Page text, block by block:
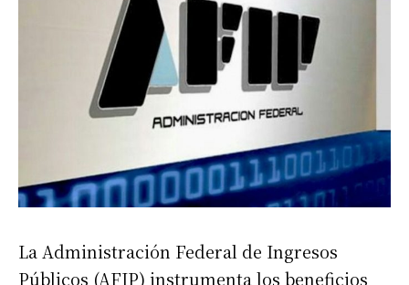
La Administración Federal de Ingresos
Públicos (AFIP) instrumenta los beneficios